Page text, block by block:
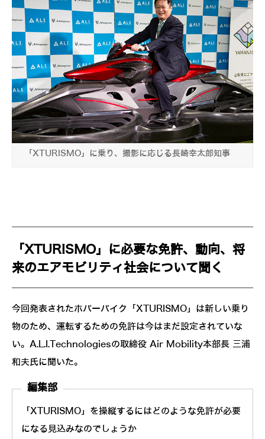
「XTURISMO」に乗り、撮影に応じる長崎幸太郎知事
「XTURISMO」に必要な免許、動向、将
来のエアモビリティ社会について聞く
今回発表されたホバーバイク「XTURISMO」は新しい乗り
物のため、運転するための免許は今はまだ設定されていな
い。A.L.I.Technologiesの取締役 Air Mobility本部長 三浦
和夫氏に聞いた。
編集部
「XTURISMO」を操縦するにはどのような免許が必要
になる見込みなのでしょうか